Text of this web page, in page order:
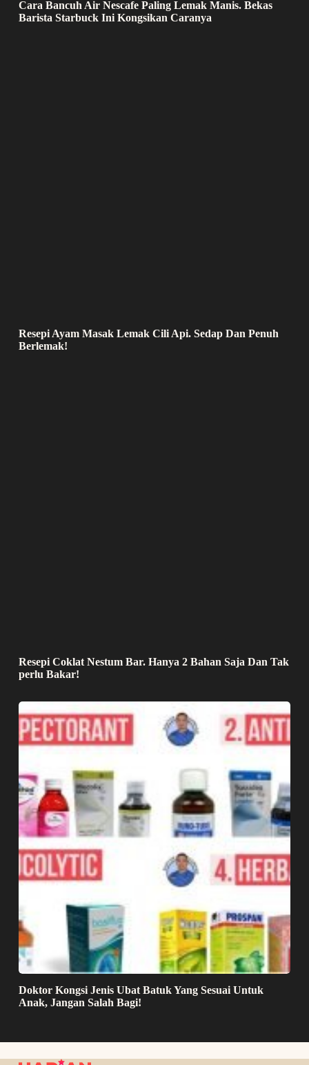
Cara Bancuh Air Nescafe Paling Lemak Manis. Bekas
Barista Starbuck Ini Kongsikan Caranya
Resepi Ayam Masak Lemak Cili Api. Sedap Dan Penuh
Berlemak!
Resepi Coklat Nestum Bar. Hanya 2 Bahan Saja Dan Tak
perlu Bakar!
Doktor Kongsi Jenis Ubat Batuk Yang Sesuai Untuk
Anak, Jangan Salah Bagi!